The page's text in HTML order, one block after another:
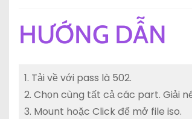
HƯỚNG DẪN
1. Tải về với pass là 502.
2. Chọn cùng tất cả các part. Giải
3. Mount hoặc Click để mở file iso.